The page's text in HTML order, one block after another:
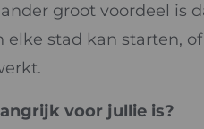
groot voordeel is
elke stad kan starten,
voor jullie is?